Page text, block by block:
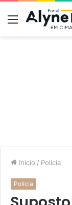
Menu
Início / Polícia
Polícia